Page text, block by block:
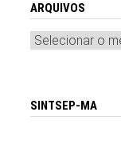
ARQUIVOS
Arquivos
SINTSEP-MA